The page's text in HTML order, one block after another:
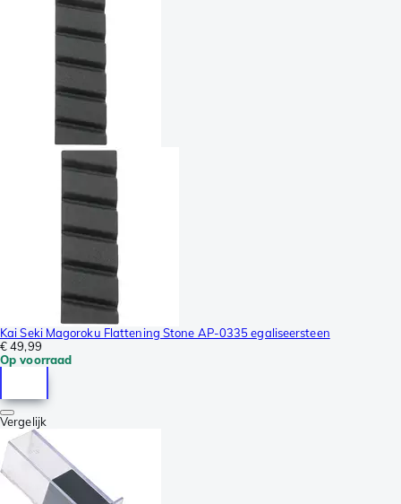
Kai Seki Magoroku Flattening Stone AP-0335 egaliseersteen
€ 49,99
Op voorraad
Vergelijk